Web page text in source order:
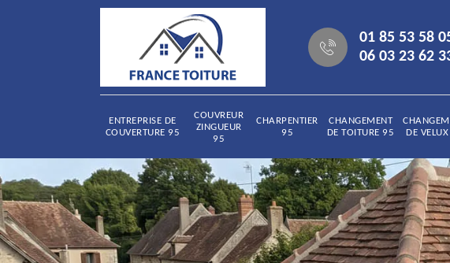
01 85 53 58
06 03 23 62
ENTREPRISE DE
COUVERTURE 95
COUVREUR
ZINGUEUR
95
CHARPENTIER
95
CHANGEMENT
DE TOITURE 95
DE